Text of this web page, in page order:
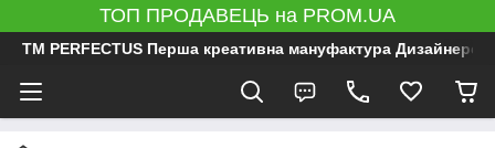
ТОП ПРОДАВЕЦЬ на PROM.UA
ТМ PERFECTUS Перша креативна мануфактура